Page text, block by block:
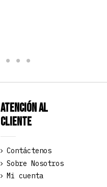
Atención al
Cliente
Contáctenos
Sobre Nosotros
Mi cuenta